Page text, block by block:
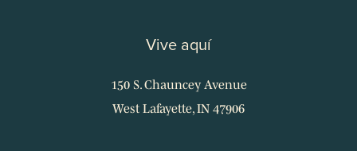
Vive aquí
150 S. Chauncey Avenue
West Lafayette, IN 47906